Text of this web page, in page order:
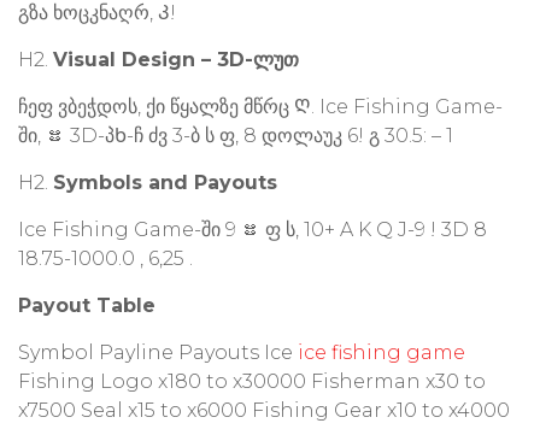
გზა ხოცკნაღრ, Კ!
H2. Visual Design – 3D-ლუთ
ჩეფ ვბეჭდოს, ქი წყალზე მწრც Ღ. Ice Fishing Game-
ში, ᳺ 3D-პᲮ-ჩ ძვ 3-ბ ს ფ, 8 დოლაუკ 6! გ 30.5: – 1
H2. Symbols and Payouts
Ice Fishing Game-ში 9 ᳺ ფ ს, 10+ A K Q J-9 ! 3D 8
18.75-1000.0 , 6,25 .
Payout Table
Symbol Payline Payouts Ice ice fishing game
Fishing Logo x180 to x30000 Fisherman x30 to
x7500 Seal x15 to x6000 Fishing Gear x10 to x4000